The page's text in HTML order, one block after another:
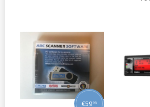
€5995